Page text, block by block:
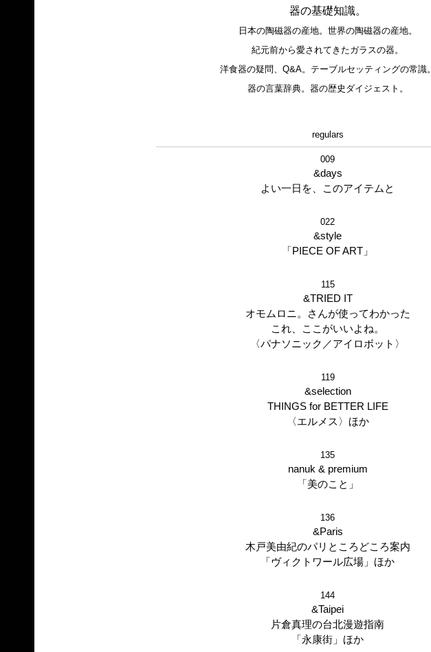
器の基礎知識。
日本の陶磁器の産地。世界の陶磁器の産地。
紀元前から愛されてきたガラスの器。
洋食器の疑問、Q&A。テーブルセッティングの常識。
器の言葉辞典。器の歴史ダイジェスト。
regulars
009
&days
よい一日を、このアイテムと
022
&style
「PIECE OF ART」
115
&TRIED IT
オモムロニ。さんが使ってわかった
これ、ここがいいよね。
〈パナソニック／アイロボット〉
119
&selection
THINGS for BETTER LIFE
〈エルメス〉ほか
135
nanuk & premium
「美のこと」
136
&Paris
木戸美由紀のパリところどころ案内
「ヴィクトワール広場」ほか
144
&Taipei
片倉真理の台北漫遊指南
「永康街」ほか